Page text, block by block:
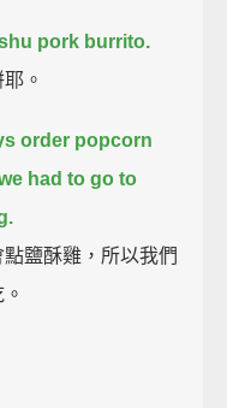
pork burrito.
。
order popcorn
had to go to
鹽酥雞，所以我們